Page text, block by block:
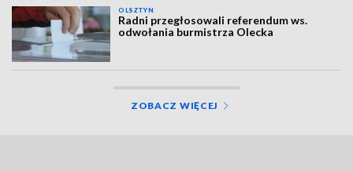
OLSZTYN
Radni przegłosowali referendum ws.
odwołania burmistrza Olecka
ZOBACZ WIĘCEJ